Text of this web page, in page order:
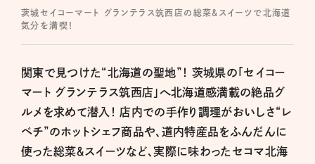
茨城セイコーマート グランテラス筑西店の総菜＆スイーツで北海道
気分を満喫！
関東で見つけた“北海道の聖地”！ 茨城県の「セイコー
マート グランテラス筑西店」へ北海道感満載の絶品グ
ルメを求めて潜入！ 店内での手作り調理がおいしさ“レ
ベチ”のホットシェフ商品や、道内特産品をふんだんに
使った総菜＆スイーツなど、実際に味わったセコマ北海